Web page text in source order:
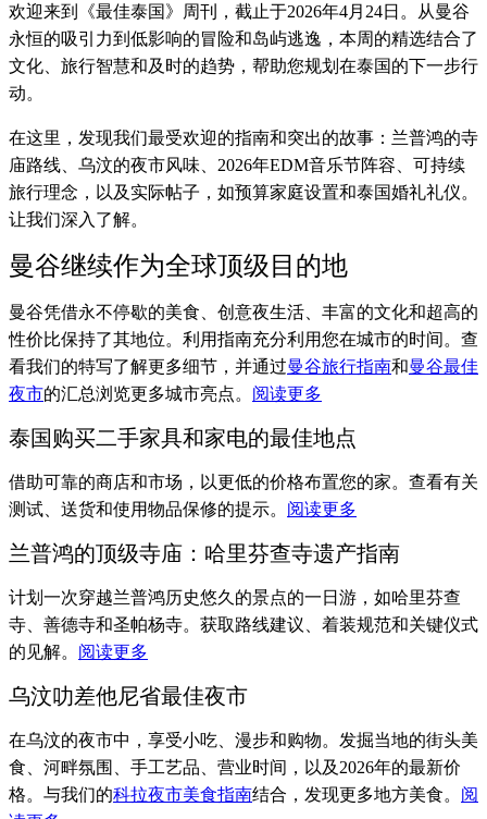
欢迎来到《最佳泰国》周刊，截止于2026年4月24日。从曼谷
永恒的吸引力到低影响的冒险和岛屿逃逸，本周的精选结合了
文化、旅行智慧和及时的趋势，帮助您规划在泰国的下一步行
动。
在这里，发现我们最受欢迎的指南和突出的故事：兰普鸿的寺
庙路线、乌汶的夜市风味、2026年EDM音乐节阵容、可持续
旅行理念，以及实际帖子，如预算家庭设置和泰国婚礼礼仪。
让我们深入了解。
曼谷继续作为全球顶级目的地
曼谷凭借永不停歇的美食、创意夜生活、丰富的文化和超高的
性价比保持了其地位。利用指南充分利用您在城市的时间。查
看我们的特写了解更多细节，并通过曼谷旅行指南和曼谷最佳
夜市的汇总浏览更多城市亮点。 阅读更多
泰国购买二手家具和家电的最佳地点
借助可靠的商店和市场，以更低的价格布置您的家。查看有关
测试、送货和使用物品保修的提示。 阅读更多
兰普鸿的顶级寺庙：哈里芬查寺遗产指南
计划一次穿越兰普鸿历史悠久的景点的一日游，如哈里芬查
寺、善德寺和圣帕杨寺。获取路线建议、着装规范和关键仪式
的见解。 阅读更多
乌汶叻差他尼省最佳夜市
在乌汶的夜市中，享受小吃、漫步和购物。发掘当地的街头美
食、河畔氛围、手工艺品、营业时间，以及2026年的最新价
格。与我们的科拉夜市美食指南结合，发现更多地方美食。 阅